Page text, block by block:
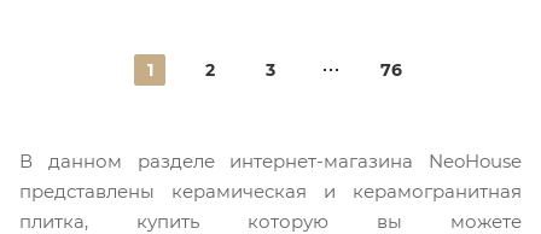
1 2 3 76
В данном разделе интернет-магазина NeoHouse
представлены керамическая и керамогранитная
плитка, купить которую вы можете